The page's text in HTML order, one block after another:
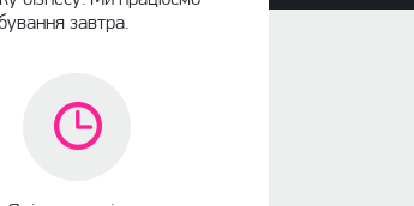
завтра.